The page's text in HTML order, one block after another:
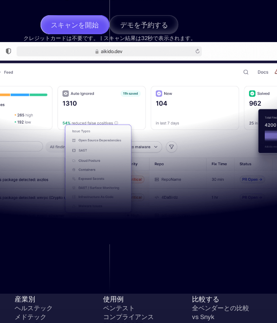
スキャンを開始 デモを予約する
クレジットカードは不要です。 | スキャン結果は32秒で表示されます。
産業別
ヘルステック
メドテック
使用例
ペンテスト
コンプライアンス
比較する
全ベンダーとの比較
vs Snyk